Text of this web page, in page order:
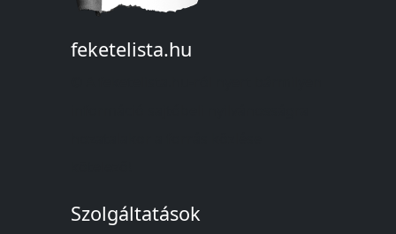
feketelista.hu
Szolgáltatások